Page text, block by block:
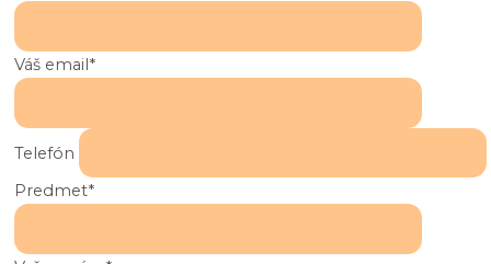
Váš email*
Telefón
Predmet*